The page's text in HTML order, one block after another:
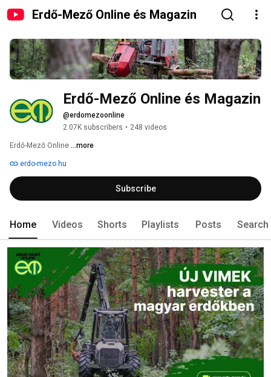
Erdő-Mező Online és Magazin
Erdő-Mező Online és Magazin
@erdomezoonline
2.07K subscribers • 248 videos
Erdő-Mező Online ...more
erdo-mezo.hu
Subscribe
Home Videos Shorts Playlists Posts Search